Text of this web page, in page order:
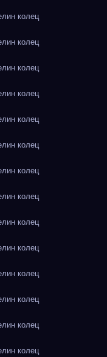
колец
колец
колец
колец
колец
колец
колец
колец
колец
колец
колец
колец
колец
колец